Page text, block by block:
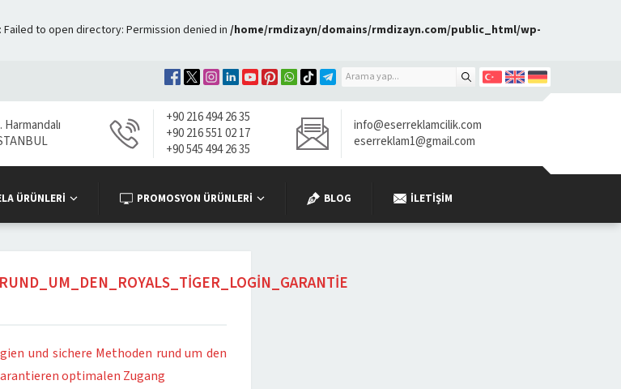
to open directory: Permission denied in /home/rmdizayn/domains/rmdizayn.com/public_html/wp-
+90 216 494 26 35
+90 216 551 02 17
+90 545 494 26 35
info@eserreklamcilik.com
eserreklam1@gmail.com
ÜRÜNLERİ PROMOSYON ÜRÜNLERİ BLOG İLETIŞIM
und sichere Methoden rund um den
optimalen Zugang